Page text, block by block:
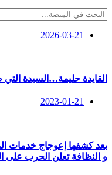
2026-03-21
القايدة حليمة…السيدة
2023-01-21
بعد كشفها إعوجاج خدمات
و النظافة تعلن الحرب على